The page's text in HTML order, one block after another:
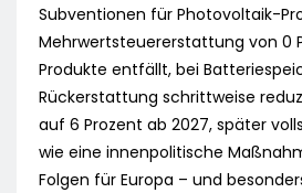
Subventionen für Photovoltaik-
Mehrwertsteuererstattung von 0
Produkte entfällt, bei
Rückerstattung schrittweise
auf 6 Prozent ab 2027, später
wie eine innenpolitische
Folgen für Europa – und